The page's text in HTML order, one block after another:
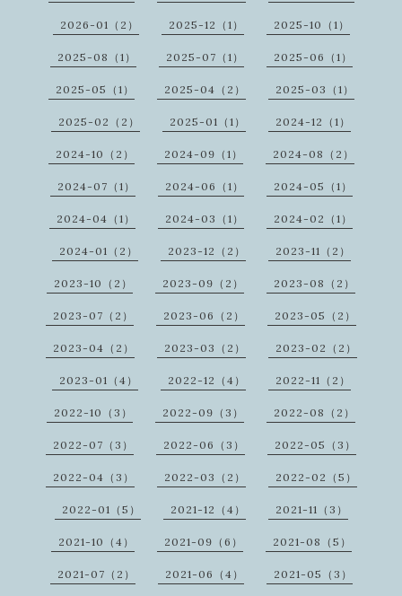
2026-01（2） 2025-12（1） 2025-10（1）
2025-08（1） 2025-07（1） 2025-06（1）
2025-05（1） 2025-04（2） 2025-03（1）
2025-02（2） 2025-01（1） 2024-12（1）
2024-10（2） 2024-09（1） 2024-08（2）
2024-07（1） 2024-06（1） 2024-05（1）
2024-04（1） 2024-03（1） 2024-02（1）
2024-01（2） 2023-12（2） 2023-11（2）
2023-10（2） 2023-09（2） 2023-08（2）
2023-07（2） 2023-06（2） 2023-05（2）
2023-04（2） 2023-03（2） 2023-02（2）
2023-01（4） 2022-12（4） 2022-11（2）
2022-10（3） 2022-09（3） 2022-08（2）
2022-07（3） 2022-06（3） 2022-05（3）
2022-04（3） 2022-03（2） 2022-02（5）
2022-01（5） 2021-12（4） 2021-11（3）
2021-10（4） 2021-09（6） 2021-08（5）
2021-07（2） 2021-06（4） 2021-05（3）